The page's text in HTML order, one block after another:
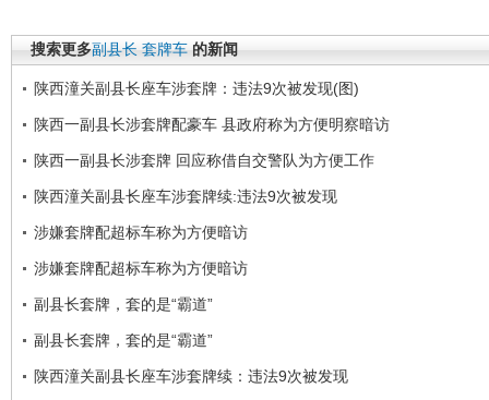
搜索更多副县长 套牌车 的新闻
陕西潼关副县长座车涉套牌：违法9次被发现(图)
陕西一副县长涉套牌配豪车 县政府称为方便明察暗访
陕西一副县长涉套牌 回应称借自交警队为方便工作
陕西潼关副县长座车涉套牌续:违法9次被发现
涉嫌套牌配超标车称为方便暗访
涉嫌套牌配超标车称为方便暗访
副县长套牌，套的是“霸道”
副县长套牌，套的是“霸道”
陕西潼关副县长座车涉套牌续：违法9次被发现